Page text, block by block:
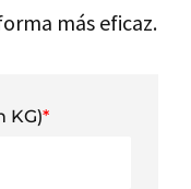
más eficaz.
KG)*